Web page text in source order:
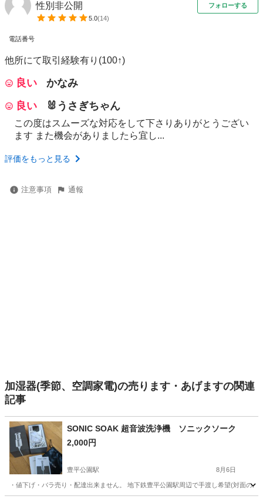
性別非公開
5.0(14)
フォローする
電話番号
他所にて取引経験有り(100↑)
良い
かなみ
良い
🐰うさぎちゃん
この度はスムーズな対応をして下さりありがとうござい
ます また機会がありましたら宜し...
評価をもっと見る
注意事項 通報
加湿器(季節、空調家電)の売ります・あげますの関連
記事
SONIC SOAK 超音波洗浄機 ソニックソーク
2,000円
豊平公園駅 8月6日
・値下げ・バラ売り・配達出来ません。 地下鉄豊平公園駅周辺で手渡し希望(対面の